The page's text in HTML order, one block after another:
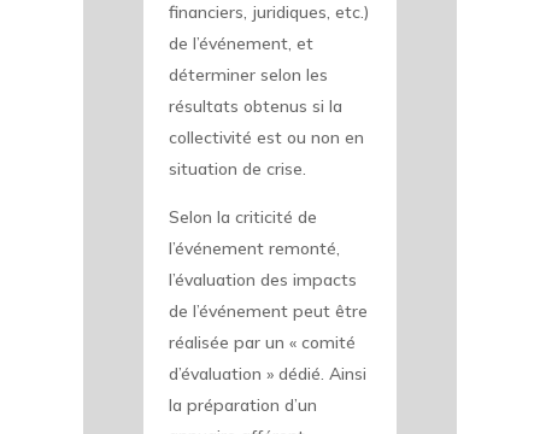
financiers, juridiques, etc.)
de l’événement, et
déterminer selon les
résultats obtenus si la
collectivité est ou non en
situation de crise.
Selon la criticité de
l’événement remonté,
l’évaluation des impacts
de l’événement peut être
réalisée par un « comité
d’évaluation » dédié. Ainsi
la préparation d’un